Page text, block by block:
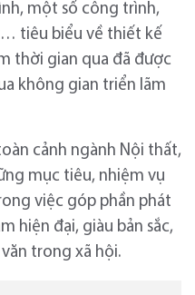
một số công trình,
tiêu biểu về thiết kế
thời gian qua đã được
không gian triển lãm
cảnh ngành Nội thất,
mục tiêu, nhiệm vụ
việc góp phần phát
hiện đại, giàu bản sắc,
trong xã hội.